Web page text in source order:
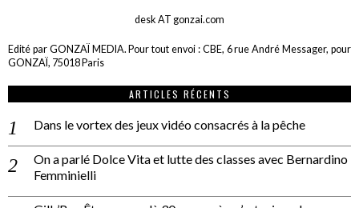
desk AT gonzai.com
Edité par GONZAÏ MEDIA. Pour tout envoi : CBE, 6 rue André Messager, pour
GONZAÏ, 75018 Paris
ARTICLES RÉCENTS
Dans le vortex des jeux vidéo consacrés à la pêche
On a parlé Dolce Vita et lutte des classes avec Bernardino
Femminielli